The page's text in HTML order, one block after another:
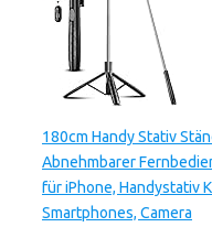
180cm Handy Stativ
Abnehmbarer
für iPhone, Handystativ
Smartphones, Camera